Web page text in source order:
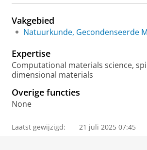
e
a
g
I
e
c
o
r
a
Vakgebied
Natuurkunde, Gecondenseerde
Expertise
Computational materials science,
dimensional materials
Overige functies
None
Laatst gewijzigd: 21 juli 2025 07:45